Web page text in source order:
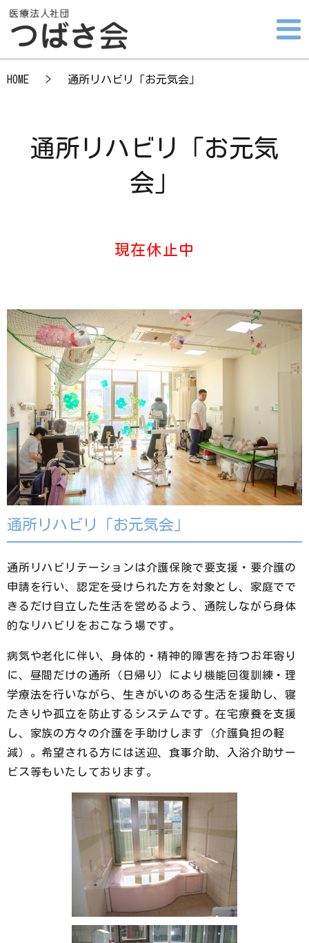
HOME 通所リハビリ「お元気会」
通所リハビリ「お元気
会」
現在休止中
通所リハビリ「お元気会」
通所リハビリテーションは介護保険で要支援・要介護の
申請を行い、認定を受けられた方を対象とし、家庭でで
きるだけ自立した生活を営めるよう、通院しながら身体
的なリハビリをおこなう場です。
病気や老化に伴い、身体的・精神的障害を持つお年寄り
に、昼間だけの通所（日帰り）により機能回復訓練・理
学療法を行いながら、生きがいのある生活を援助し、寝
たきりや孤立を防止するシステムです。在宅療養を支援
し、家族の方々の介護を手助けします（介護負担の軽
減）。希望される方には送迎、食事介助、入浴介助サー
ビス等もいたしております。